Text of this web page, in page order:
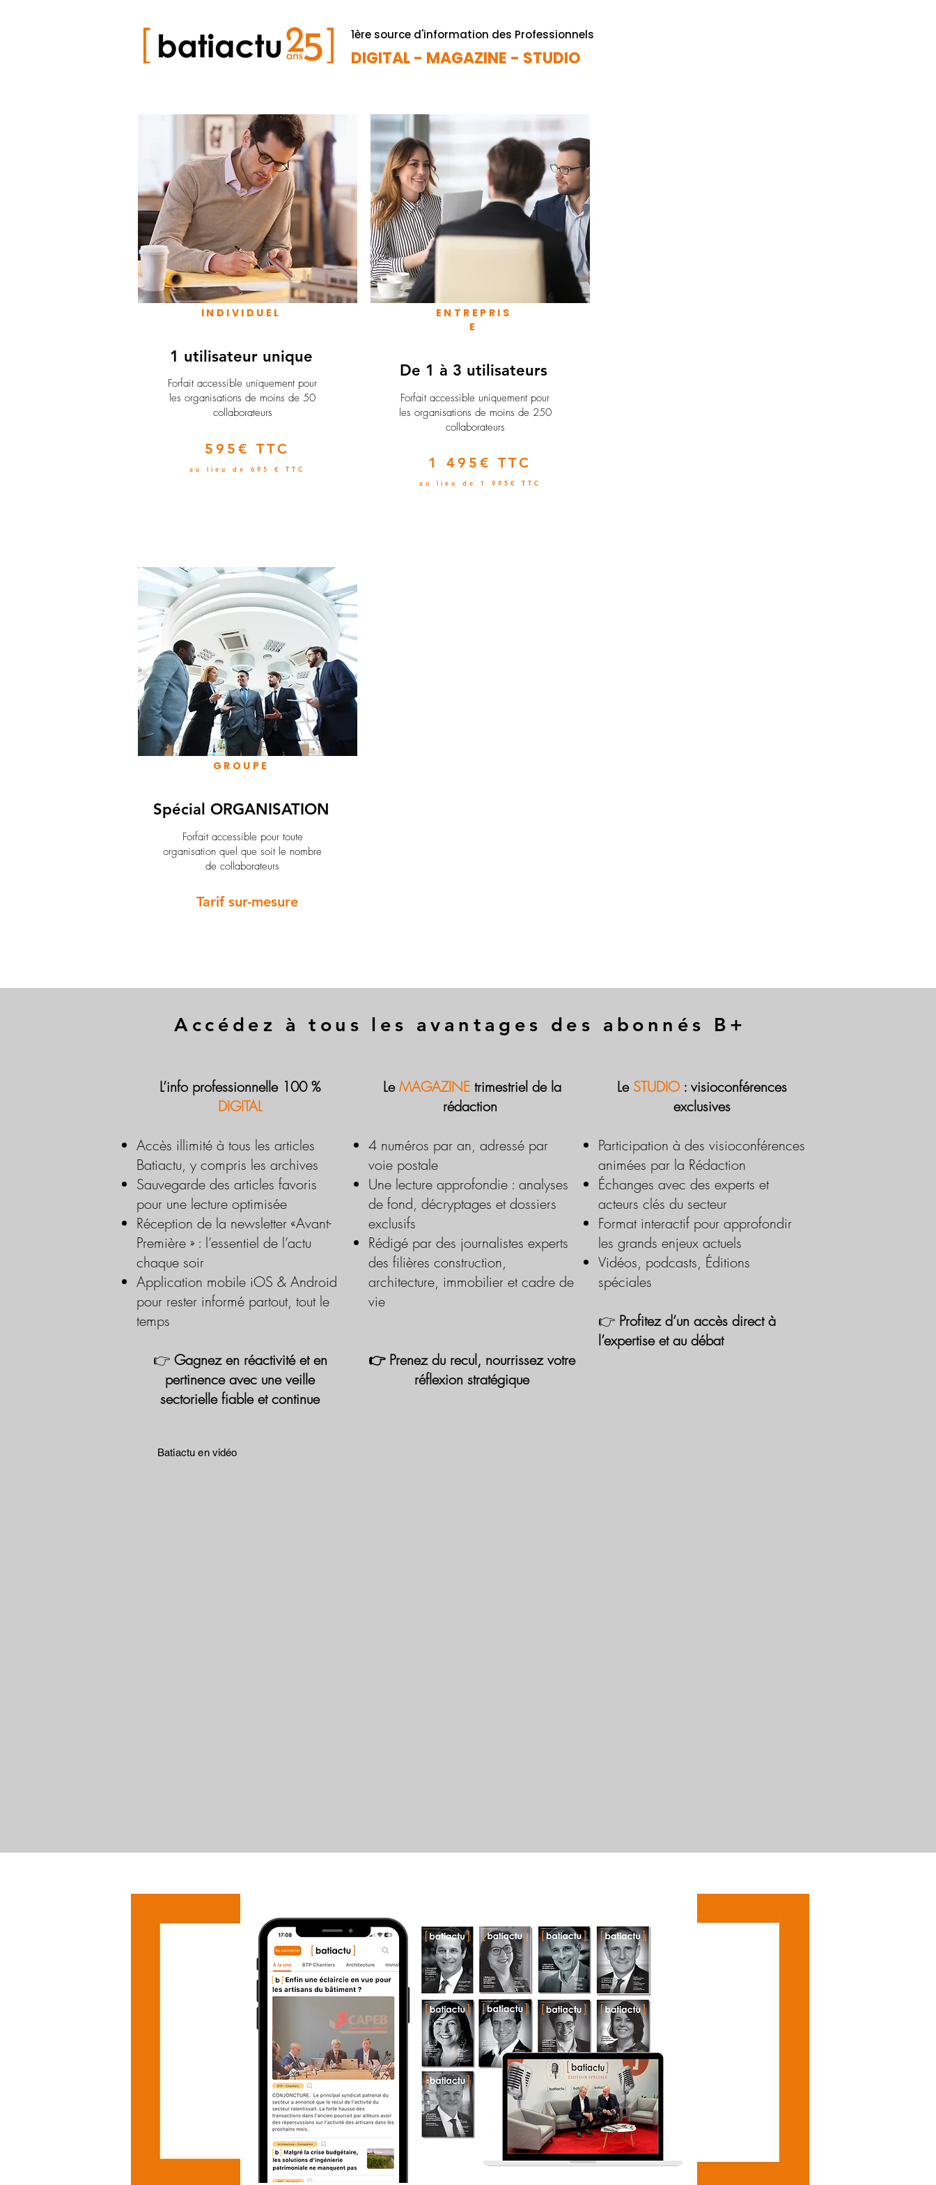
1ère source d'information des Professionnels
DIGITAL - MAGAZINE - STUDIO
INDIVIDUEL
1 utilisateur unique
​Forfait accessible uniquement pour
les organisations de moins de 50
collaborateurs
595€ TTC
au lieu de 695 € TTC
ENTREPRIS
E
De 1 à 3 utilisateurs
Forfait accessible uniquement pour
les organisations de moins de 250
collaborateurs
1 495€ TTC
au lieu de 1 995€ TTC
GROUPE
Spécial ORGANISATION
Forfait accessible pour toute
organisation quel que soit le nombre
de collaborateurs
Tarif sur-mesure
Accédez à tous les avantages des abonnés B+
L’info professionnelle 100 %
DIGITAL
Accès illimité à tous les articles
Batiactu, y compris les archives
Sauvegarde des articles favoris
pour une lecture optimisée
Réception de la newsletter «Avant-
Première » : l’essentiel de l’actu
chaque soir
Application mobile iOS & Android
pour rester informé partout, tout le
temps
👉 Gagnez en réactivité et en
pertinence avec une veille
sectorielle fiable et continue
LeMAGAZINE trimestriel de la
rédaction
4 numéros par an, adressé par
voie postale
Une lecture approfondie : analyses
de fond, décryptages et dossiers
exclusifs
Rédigé par des journalistes experts
des filières construction,
architecture, immobilier et cadre de
vie
👉 Prenez du recul, nourrissez votre
réflexion stratégique
Le STUDIO : visioconférences
exclusives
Participation à des visioconférences
animées par la Rédaction
Échanges avec des experts et
acteurs clés du secteur
Format interactif pour approfondir
les grands enjeux actuels
Vidéos, podcasts, Éditions
spéciales
👉 Profitez d’un accès direct à
l’expertise et au débat
Batiactu en vidéo